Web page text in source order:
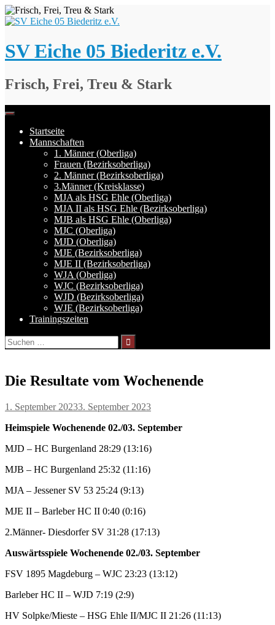
Springe
zum
SV Eiche 05 Biederitz e.V.
Frisch, Frei, Treu & Stark
Startseite
Mannschaften
1. Männer (Oberliga)
Frauen (Bezirksoberliga)
2. Männer (Bezirksoberliga)
3.Männer (Kreisklasse)
MJA als HSG Ehle (Oberliga)
MJA II als HSG Ehle (Bezirksoberliga)
MJB als HSG Ehle (Oberliga)
MJC (Oberliga)
MJD (Oberliga)
MJE (Bezirksoberliga)
MJE II (Bezirksoberliga)
WJA (Oberliga)
WJC (Bezirksoberliga)
WJD (Bezirksoberliga)
WJE (Bezirksoberliga)
Trainingszeiten
Suchen
nach:
Die Resultate vom Wochenende
1. September 20233. September 2023
Heimspiele Wochenende 02./03. September
MJD – HC Burgenland 28:29 (13:16)
MJB – HC Burgenland 25:32 (11:16)
MJA – Jessener SV 53 25:24 (9:13)
MJE II – Barleber HC II 0:40 (0:16)
2.Männer- Diesdorfer SV 31:28 (17:13)
Auswärtsspiele Wochenende 02./03. September
FSV 1895 Magdeburg – WJC 23:23 (13:12)
Barleber HC II – WJD 7:19 (2:9)
HV Solpke/Mieste – HSG Ehle II/MJC II 21:26 (11:13)